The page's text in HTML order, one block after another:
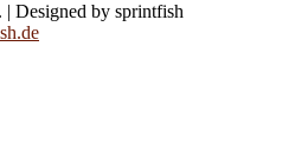
Designed by sprintfish